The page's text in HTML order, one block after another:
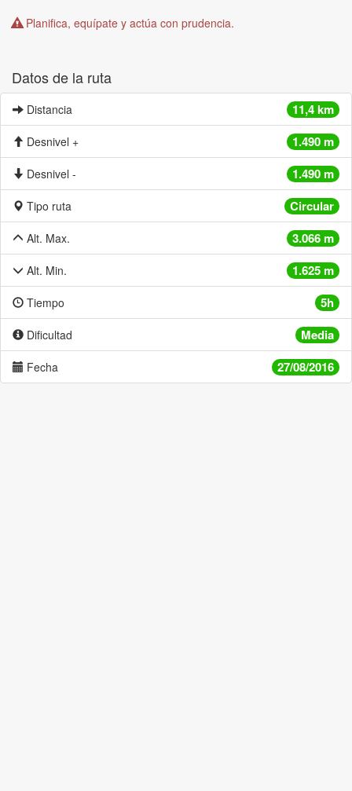
Planifica, equípate y actúa con prudencia.
Datos de la ruta
Distancia 11,4 km
Desnivel + 1.490 m
Desnivel - 1.490 m
Tipo ruta Circular
Alt. Max. 3.066 m
Alt. Min. 1.625 m
Tiempo 5h
Dificultad Media
Fecha 27/08/2016